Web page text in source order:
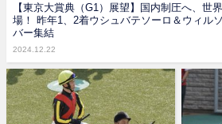
【東京大賞典（G1）展望】国内制圧へ、世
場！ 昨年1、2着ウシュバテソーロ＆ウィル
バー集結
2024.12.22